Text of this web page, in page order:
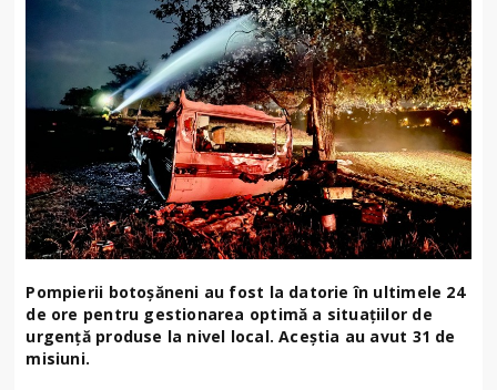
Pompierii botoșăneni au fost la datorie în ultimele 24
de ore pentru gestionarea optimă a situațiilor de
urgență produse la nivel local. Aceștia au avut 31 de
misiuni.